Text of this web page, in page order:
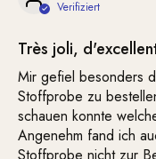
Très joli,
Mir gefiel besonders
Stoffprobe zu
schauen konnte
Angenehm fand ich
Stoffprobe nicht zur